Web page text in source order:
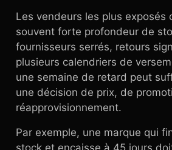
Les vendeurs les plus exposés
souvent forte profondeur de
fournisseurs serrés, retours
plusieurs calendriers de
une semaine de retard peut
une décision de prix, de
réapprovisionnement.
Par exemple, une marque qui
stock et encaisse à 45 jours